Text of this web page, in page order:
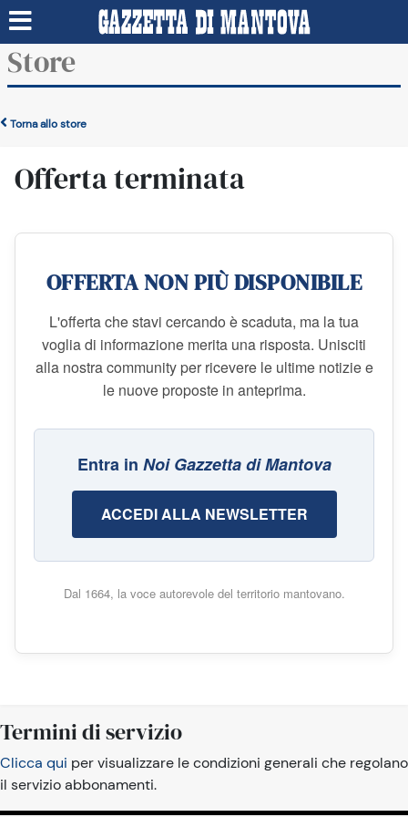
Store
Torna allo store
Offerta terminata
OFFERTA NON PIÙ DISPONIBILE
L'offerta che stavi cercando è scaduta, ma la tua
voglia di informazione merita una risposta. Unisciti
alla nostra community per ricevere le ultime notizie e
le nuove proposte in anteprima.
Entra in Noi Gazzetta di Mantova
ACCEDI ALLA NEWSLETTER
Dal 1664, la voce autorevole del territorio mantovano.
Termini di servizio
Clicca qui per visualizzare le condizioni generali che regolano
il servizio abbonamenti.